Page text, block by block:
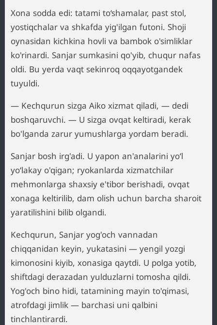
Xona sodda edi: tatami to‘shamalar, past stol,
yostiqchalar va shkafda yig'ilgan futoni. Shoji
oynasidan kichkina hovli va bambok o'simliklar
ko'rinardi. Sanjar sumkasini qo'yib, chuqur nafas
oldi. Bu yerda vaqt sekinroq oqqayotgandek
tuyuldi.
— Kechqurun sizga Aiko xizmat qiladi, — dedi
boshqaruvchi. — U sizga ovqat keltiradi, kerak
bo'lganda zarur yumushlarga yordam beradi.
Sanjar bosh irg'adi. U yapon an'analarini yo‘l
yo‘lakay o'qigan; ryokanlarda xizmatchilar
mehmonlarga shaxsiy e'tibor berishadi, ovqat
xonaga keltirilib, dam olish uchun barcha sharoit
yaratilishini bilib olgandi.
Kechqurun, Sanjar yog'och vannadan
chiqqanidan keyin, yukatasini — yengil yozgi
kimonosini kiyib, xonasiga qaytdi. U polga yotib,
shiftdagi derazadan yulduzlarni tomosha qildi.
Yog'och bino hidi, tatamining mayin to'qimasi,
atrofdagi jimlik — barchasi uni qalbini
tinchlantirardi.